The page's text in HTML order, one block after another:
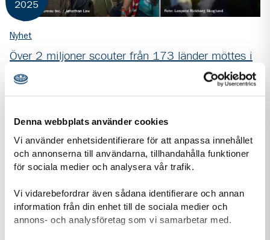
Denna webbplats använder cookies
Vi använder enhetsidentifierare för att anpassa innehållet
och annonserna till användarna, tillhandahålla funktioner
för sociala medier och analysera vår trafik.
Vi vidarebefordrar även sådana identifierare och annan
information från din enhet till de sociala medier och
annons- och analysföretag som vi samarbetar med.
2025
Nyhet
Över 2 miljoner scouter från 173 länder möttes i
Varje år, under den tredje veckan i oktober, möts över 2
JOTA-JOTI. Under denna unika...